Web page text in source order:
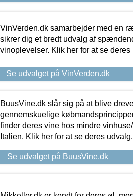
VinVerden.dk samarbejder med en
sikrer dig et bredt udvalg af
vinoplevelser. Klik her for at se deres
Se udvalget på VinVerden.dk
BuusVine.dk slår sig på at blive
gennemskuelige
finder deres vine hos mindre
Italien. Klik her for at se deres udvalg.
Se udvalget på BuusVine.dk